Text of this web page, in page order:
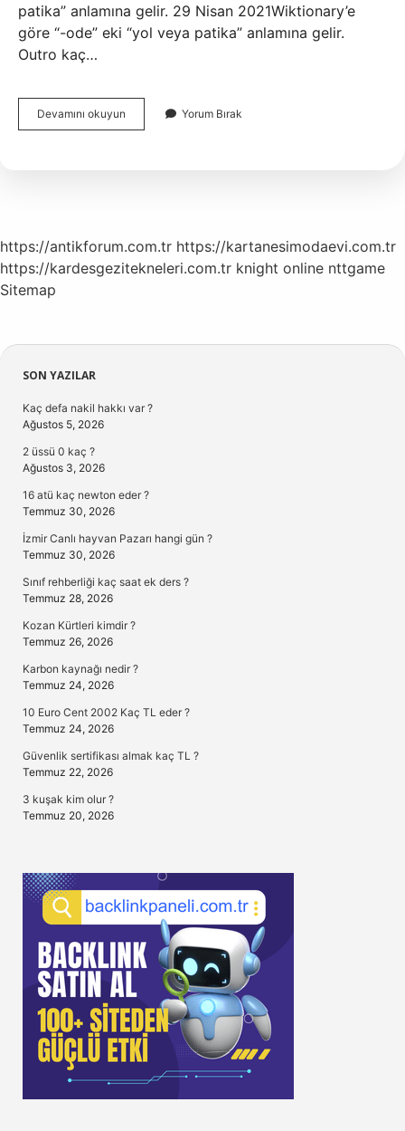
patika” anlamına gelir. 29 Nisan 2021Wiktionary’e
göre “-ode” eki “yol veya patika” anlamına gelir.
Outro kaç…
Devamını okuyun
Ne
Yorum Bırak
https://antikforum.com.tr https://kartanesimodaevi.com.tr
https://kardesgezitekneleri.com.tr knight online nttgame
Sitemap
Sidebar
SON YAZILAR
Kaç defa nakil hakkı var ?
Ağustos 5, 2026
2 üssü 0 kaç ?
Ağustos 3, 2026
16 atü kaç newton eder ?
Temmuz 30, 2026
İzmir Canlı hayvan Pazarı hangi gün ?
Temmuz 30, 2026
Sınıf rehberliği kaç saat ek ders ?
Temmuz 28, 2026
Kozan Kürtleri kimdir ?
Temmuz 26, 2026
Karbon kaynağı nedir ?
Temmuz 24, 2026
10 Euro Cent 2002 Kaç TL eder ?
Temmuz 24, 2026
Güvenlik sertifikası almak kaç TL ?
Temmuz 22, 2026
3 kuşak kim olur ?
Temmuz 20, 2026